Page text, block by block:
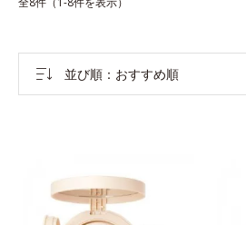
並び順 おすすめ順